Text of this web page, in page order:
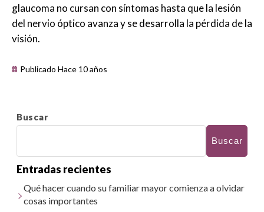
glaucoma no cursan con síntomas hasta que la lesión
del nervio óptico avanza y se desarrolla la pérdida de la
visión.
Publicado Hace 10 años
Buscar
Buscar
Entradas recientes
Qué hacer cuando su familiar mayor comienza a olvidar
cosas importantes